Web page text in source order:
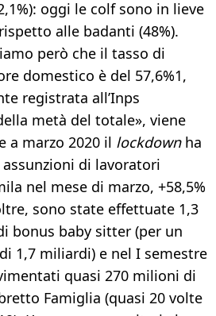
oggi le colf sono in lieve
alle badanti (48%).
però che il tasso di
domestico è del 57,6%1,
registrata all’Inps
metà del totale», viene
a marzo 2020 il lockdownha
di lavoratori
nel mese di marzo, +58,5%
sono state effettuate 1,3
bonus baby sitter (per un
1,7 miliardi) e nel I semestre
quasi 270 milioni di
Famiglia (quasi 20 volte